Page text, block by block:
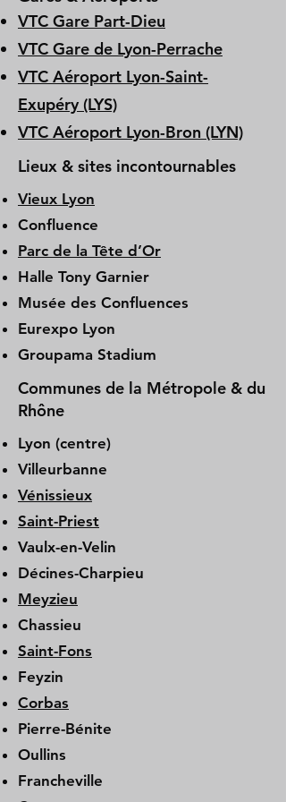
VTC Gare Part-Dieu
VTC Gare de Lyon-Perrache
VTC Aéroport Lyon-Saint-
Exupéry (LYS)
VTC Aéroport Lyon-Bron (LYN)
Lieux & sites incontournables
Vieux Lyon
Confluence
Parc de la Tête d’Or
Halle Tony Garnier
Musée des Confluences
Eurexpo Lyon
Groupama Stadium
Communes de la Métropole & du
Rhône
Lyon (centre)
Villeurbanne
Vénissieux
Saint-Priest
Vaulx-en-Velin
Décines-Charpieu
Meyzieu
Chassieu
Saint-Fons
Feyzin
Corbas
Pierre-Bénite
Oullins
Francheville